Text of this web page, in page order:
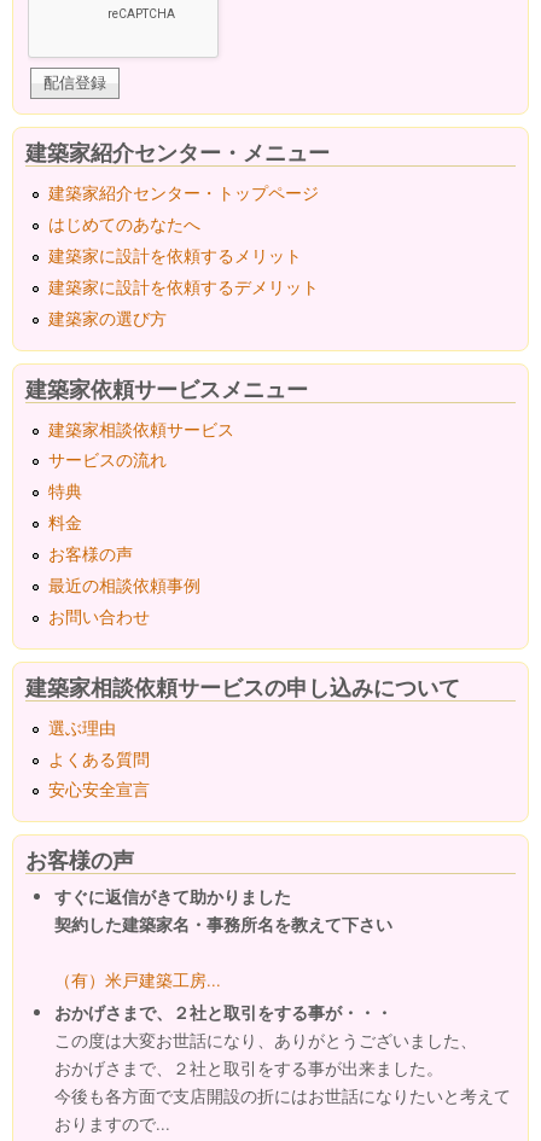
建築家紹介センター・メニュー
建築家紹介センター・トップページ
はじめてのあなたへ
建築家に設計を依頼するメリット
建築家に設計を依頼するデメリット
建築家の選び方
建築家依頼サービスメニュー
建築家相談依頼サービス
サービスの流れ
特典
料金
お客様の声
最近の相談依頼事例
お問い合わせ
建築家相談依頼サービスの申し込みについて
選ぶ理由
よくある質問
安心安全宣言
お客様の声
すぐに返信がきて助かりました
契約した建築家名・事務所名を教えて下さい
（有）米戸建築工房...
おかげさまで、２社と取引をする事が・・・
この度は大変お世話になり、ありがとうございました、
おかげさまで、２社と取引をする事が出来ました。
今後も各方面で支店開設の折にはお世話になりたいと考えて
おりますので...